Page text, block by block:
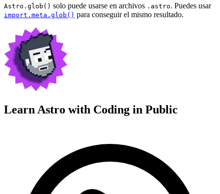
Astro.glob() solo puede usarse en archivos .astro. Puedes usar
import.meta.glob() para conseguir el mismo resultado.
Learn Astro with Coding in Public